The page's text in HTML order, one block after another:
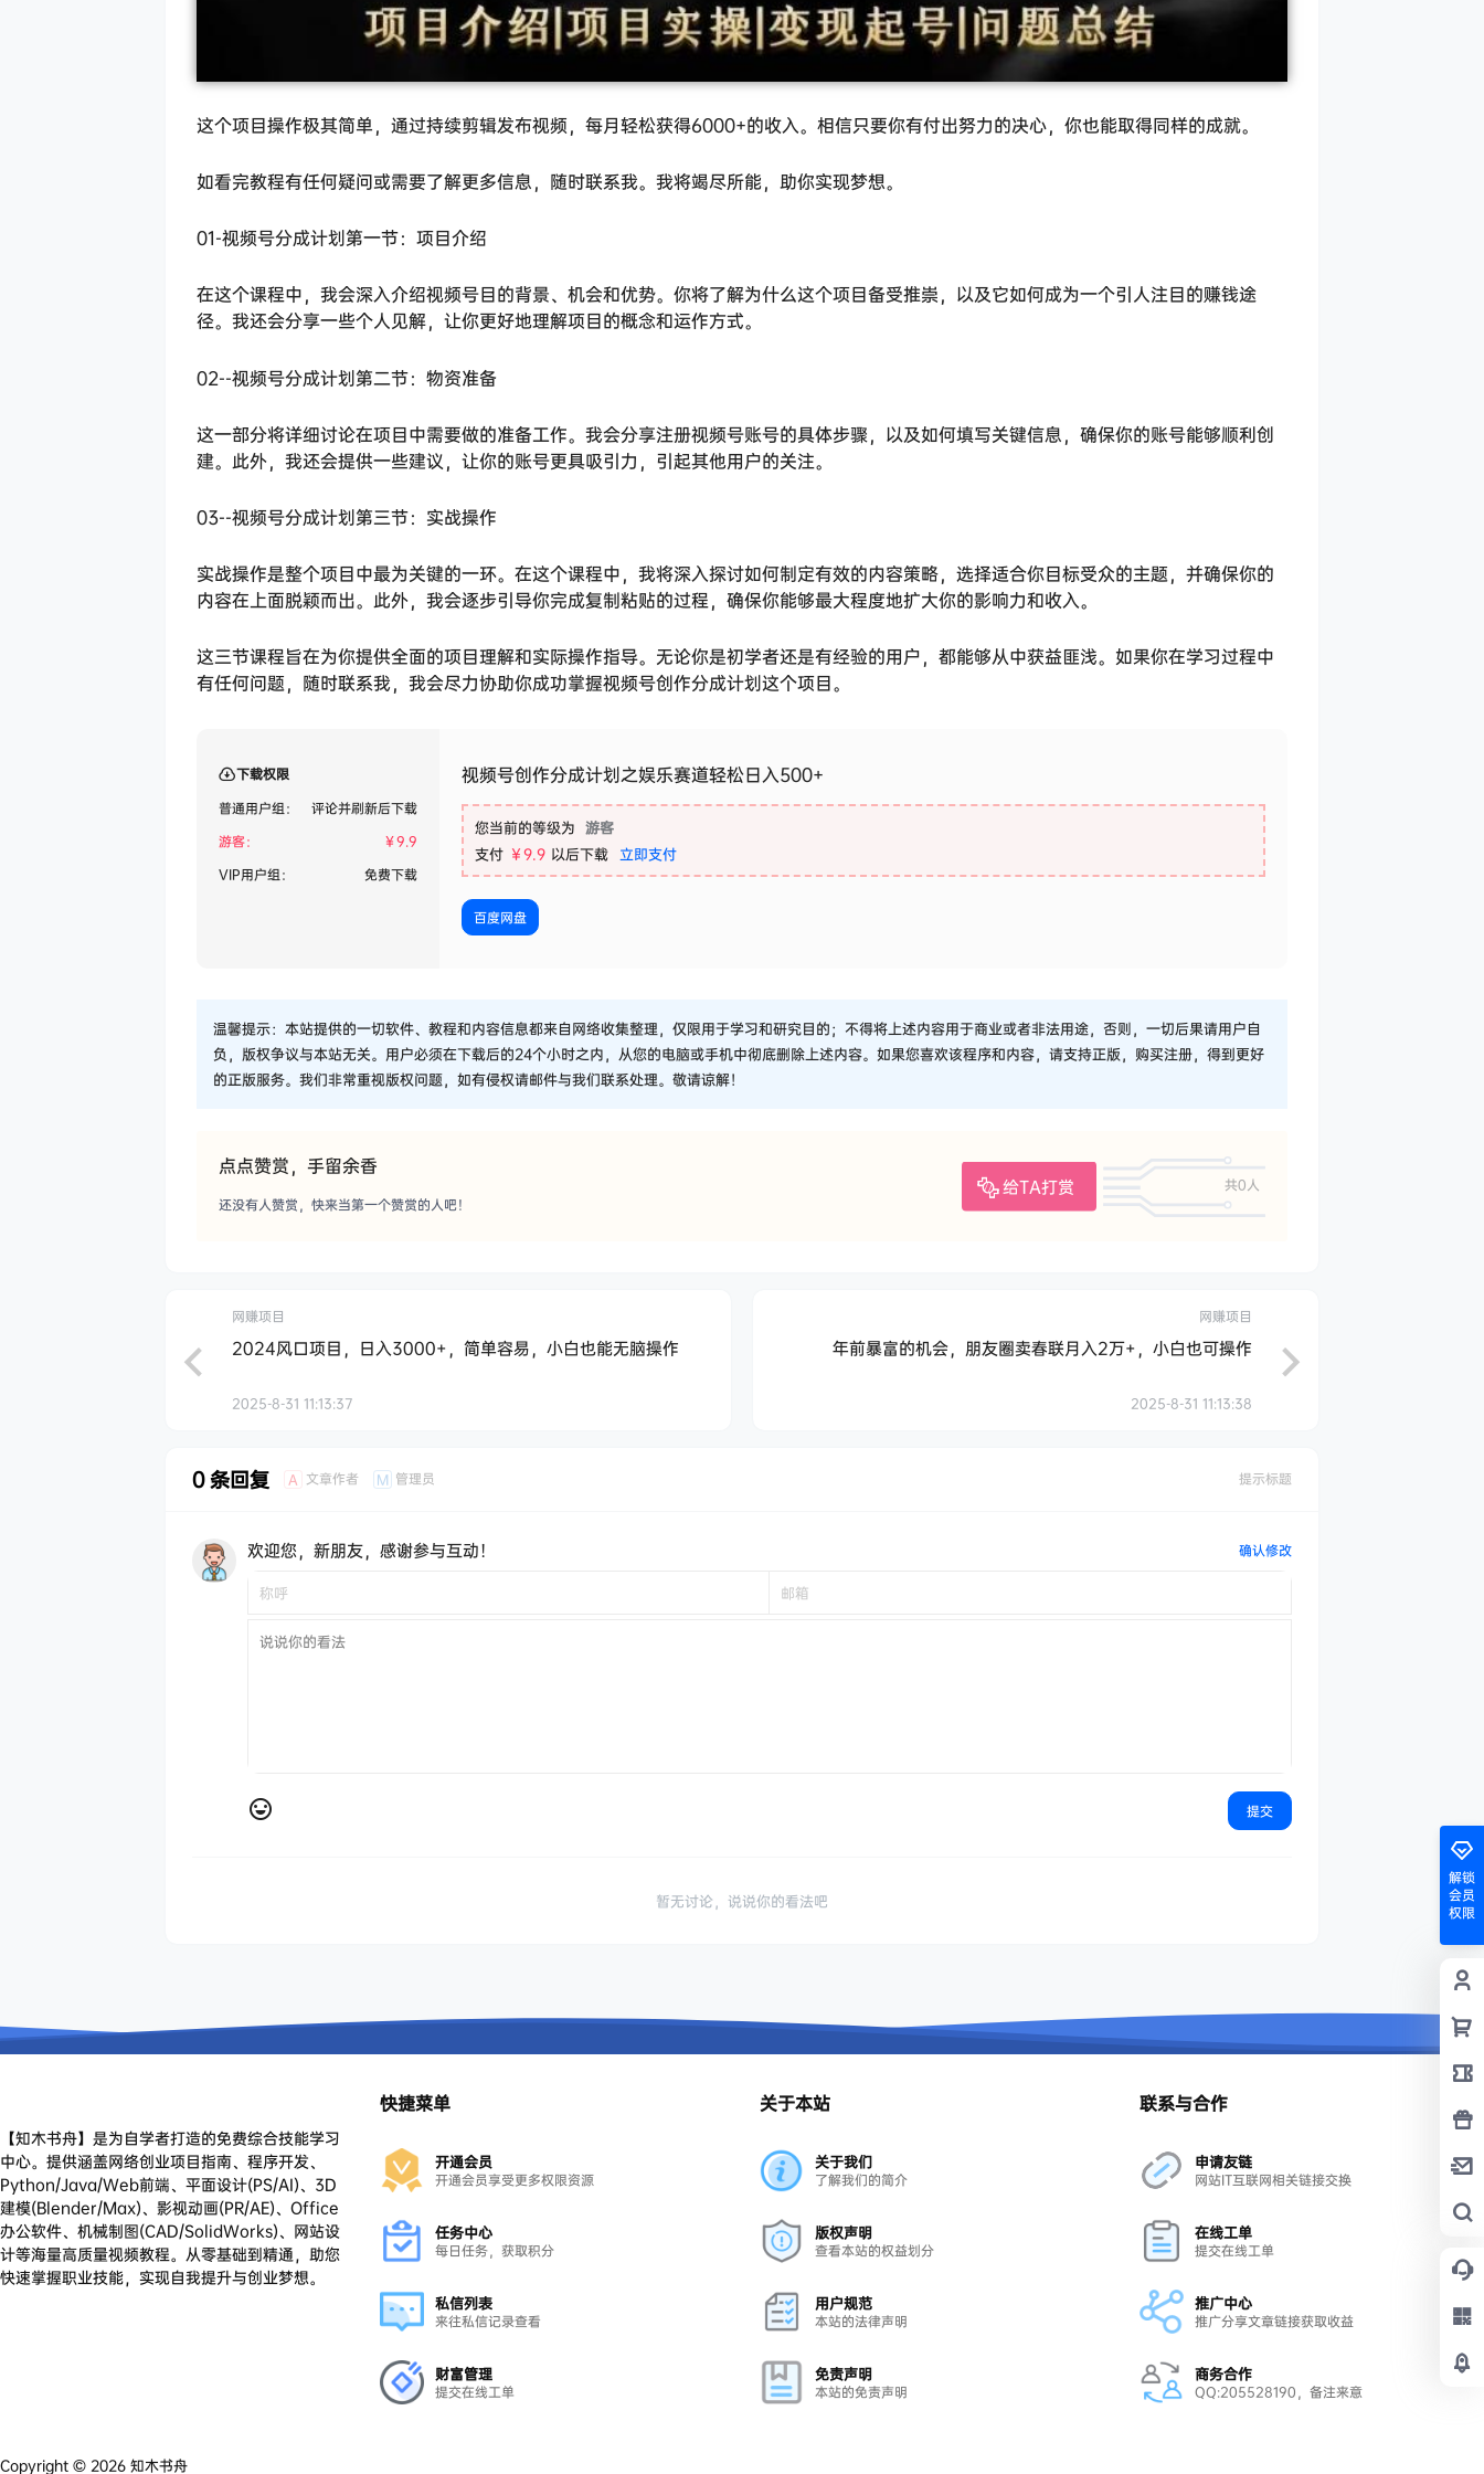
这个项目操作极其简单，通过持续剪辑发布视频，每月轻松获得6000+的收入。相信只要你有付出努力的决心，你也能取得同样的成就。
如看完教程有任何疑问或需要了解更多信息，随时联系我。我将竭尽所能，助你实现梦想。
01-视频号分成计划第一节：项目介绍
在这个课程中，我会深入介绍视频号目的背景、机会和优势。你将了解为什么这个项目备受推崇，以及它如何成为一个引人注目的赚钱途
径。我还会分享一些个人见解，让你更好地理解项目的概念和运作方式。
02--视频号分成计划第二节：物资准备
这一部分将详细讨论在项目中需要做的准备工作。我会分享注册视频号账号的具体步骤，以及如何填写关键信息，确保你的账号能够顺利创
建。此外，我还会提供一些建议，让你的账号更具吸引力，引起其他用户的关注。
03--视频号分成计划第三节：实战操作
实战操作是整个项目中最为关键的一环。在这个课程中，我将深入探讨如何制定有效的内容策略，选择适合你目标受众的主题，并确保你的
内容在上面脱颖而出。此外，我会逐步引导你完成复制粘贴的过程，确保你能够最大程度地扩大你的影响力和收入。
这三节课程旨在为你提供全面的项目理解和实际操作指导。无论你是初学者还是有经验的用户，都能够从中获益匪浅。如果你在学习过程中
有任何问题，随时联系我，我会尽力协助你成功掌握视频号创作分成计划这个项目。
下载权限
普通用户组：
评论并刷新后下载
游客：
￥9.9
VIP用户组：
免费下载
视频号创作分成计划之娱乐赛道轻松日入500+
您当前的等级为 游客
支付 ￥9.9 以后下载 立即支付
百度网盘
温馨提示：本站提供的一切软件、教程和内容信息都来自网络收集整理，仅限用于学习和研究目的；不得将上述内容用于商业或者非法用途，否则，一切后果请用户自
负，版权争议与本站无关。用户必须在下载后的24个小时之内，从您的电脑或手机中彻底删除上述内容。如果您喜欢该程序和内容，请支持正版，购买注册，得到更好
的正版服务。我们非常重视版权问题，如有侵权请邮件与我们联系处理。敬请谅解！
点点赞赏，手留余香
给TA打赏
共0人
还没有人赞赏，快来当第一个赞赏的人吧！
网赚项目
2024风口项目，日入3000+，简单容易，小白也能无脑操作
2025-8-31 11:13:37
网赚项目
年前暴富的机会，朋友圈卖春联月入2万+，小白也可操作
2025-8-31 11:13:38
0 条回复 A 文章作者 M 管理员 提示标题
欢迎您，新朋友，感谢参与互动！ 确认修改
提交
暂无讨论，说说你的看法吧
解锁
会员
权限
【知木书舟】是为自学者打造的免费综合技能学习
中心。提供涵盖网络创业项目指南、程序开发、
Python/Java/Web前端、平面设计(PS/AI)、3D
建模(Blender/Max)、影视动画(PR/AE)、Office
办公软件、机械制图(CAD/SolidWorks)、网站设
计等海量高质量视频教程。从零基础到精通，助您
快速掌握职业技能，实现自我提升与创业梦想。
快捷菜单
开通会员
开通会员享受更多权限资源
任务中心
每日任务，获取积分
私信列表
来往私信记录查看
财富管理
提交在线工单
关于本站
关于我们
了解我们的简介
版权声明
查看本站的权益划分
用户规范
本站的法律声明
免责声明
本站的免责声明
联系与合作
申请友链
网站IT互联网相关链接交换
在线工单
提交在线工单
推广中心
推广分享文章链接获取收益
商务合作
QQ:205528190，备注来意
Copyright © 2026 知木书舟